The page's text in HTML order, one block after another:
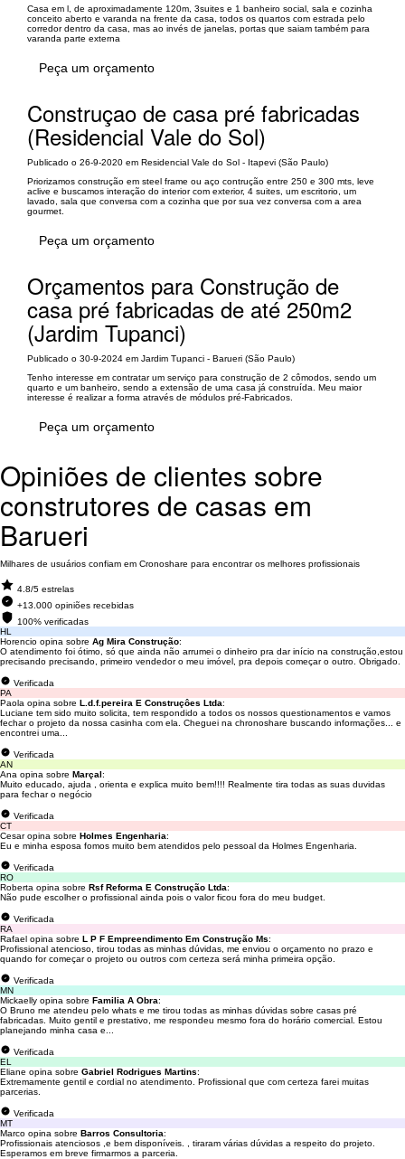
Casa em l, de aproximadamente 120m, 3suites e 1 banheiro social, sala e cozinha
conceito aberto e varanda na frente da casa, todos os quartos com estrada pelo
corredor dentro da casa, mas ao invés de janelas, portas que saiam também para
varanda parte externa
Peça um orçamento
Construçao de casa pré fabricadas
(Residencial Vale do Sol)
Publicado o 26-9-2020 em Residencial Vale do Sol - Itapevi (São Paulo)
Priorizamos construção em steel frame ou aço contrução entre 250 e 300 mts, leve
aclive e buscamos interação do interior com exterior, 4 suites, um escritorio, um
lavado, sala que conversa com a cozinha que por sua vez conversa com a area
gourmet.
Peça um orçamento
Orçamentos para Construção de
casa pré fabricadas de até 250m2
(Jardim Tupanci)
Publicado o 30-9-2024 em Jardim Tupanci - Barueri (São Paulo)
Tenho interesse em contratar um serviço para construção de 2 cômodos, sendo um
quarto e um banheiro, sendo a extensão de uma casa já construída. Meu maior
interesse é realizar a forma através de módulos pré-Fabricados.
Peça um orçamento
Opiniões de clientes sobre
construtores de casas em
Barueri
Milhares de usuários confiam em Cronoshare para encontrar os melhores profissionais
4.8/5 estrelas
+13.000 opiniões recebidas
100% verificadas
HL
Horencio opina sobre Ag Mira Construção:
O atendimento foi ótimo, só que ainda não arrumei o dinheiro pra dar início na construção,estou
precisando precisando, primeiro vendedor o meu imóvel, pra depois começar o outro. Obrigado.
Verificada
PA
Paola opina sobre L.d.f.pereira E Construçôes Ltda:
Luciane tem sido muito solicita, tem respondido a todos os nossos questionamentos e vamos
fechar o projeto da nossa casinha com ela. Cheguei na chronoshare buscando informações... e
encontrei uma...
Verificada
AN
Ana opina sobre Marçal:
Muito educado, ajuda , orienta e explica muito bem!!!! Realmente tira todas as suas duvidas
para fechar o negócio
Verificada
CT
Cesar opina sobre Holmes Engenharia:
Eu e minha esposa fomos muito bem atendidos pelo pessoal da Holmes Engenharia.
Verificada
RO
Roberta opina sobre Rsf Reforma E Construção Ltda:
Não pude escolher o profissional ainda pois o valor ficou fora do meu budget.
Verificada
RA
Rafael opina sobre L P F Empreendimento Em Construção Ms:
Profissional atencioso, tirou todas as minhas dúvidas, me enviou o orçamento no prazo e
quando for começar o projeto ou outros com certeza será minha primeira opção.
Verificada
MN
Mickaelly opina sobre Familia A Obra:
O Bruno me atendeu pelo whats e me tirou todas as minhas dúvidas sobre casas pré
fabricadas. Muito gentil e prestativo, me respondeu mesmo fora do horário comercial. Estou
planejando minha casa e...
Verificada
EL
Eliane opina sobre Gabriel Rodrigues Martins:
Extremamente gentil e cordial no atendimento. Profissional que com certeza farei muitas
parcerias.
Verificada
MT
Marco opina sobre Barros Consultoria:
Profissionais atenciosos ,e bem disponíveis. , tiraram várias dúvidas a respeito do projeto.
Esperamos em breve firmarmos a parceria.